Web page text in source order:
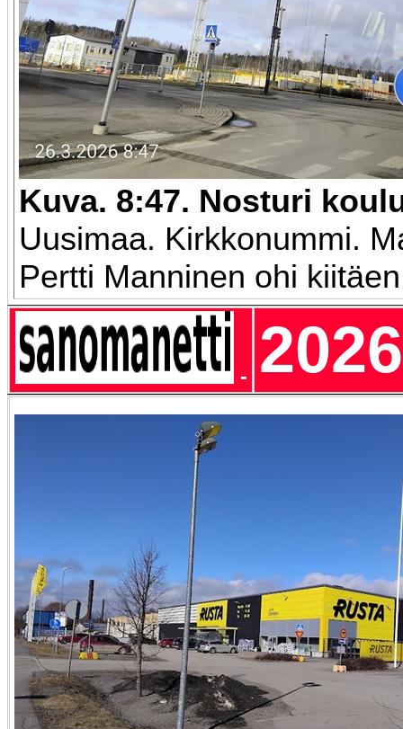
Kuva. 8:47. Nosturi
Uusimaa. Kirkkonummi.
Pertti Manninen ohi
- 2026